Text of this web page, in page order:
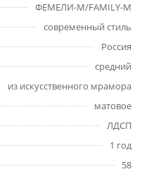
ФЕМЕЛИ-М/FAMILY-M
современный стиль
Россия
средний
из искусственного мрамора
матовое
ЛДСП
1 год
58